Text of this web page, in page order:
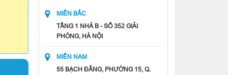
MIỀN BẮC
TẦNG 1 NHÀ B - SỐ 352 GIẢI
PHÓNG, HÀ NỘI
MIỀN NAM
55 BẠCH ĐẰNG, PHƯỜNG 15, Q.